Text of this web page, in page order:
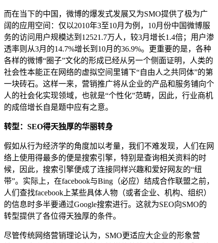
而在当下的中国，微博的爆发式发展又为SMO提供了极为广
阔的应用空间：仅以2010年3至10月为例，10月份中国微博服
务的访问用户规模达到12521.7万人，较3月增长1.4倍；用户渗
透率则从3月的14.7%增长到10月的36.9%。更重要的是，各种
各样的微博“圈子”文化的形成已经从另一个侧面证明，人类的
社会性本能正在网络的虚拟空间里铺下“自由人之共同体”的第
一块砖石。这样一来，营销推广将从企业的产品和服务铺向个
人的社会化实现领域，也就是“个性化”范畴，因此，行业商机
的成倍增长自是题中应有之意。
转型：SEO得天独厚的华丽转身
假如从行为经济学的角度加以考量，我们不难发现，人们在网
络上使用得最多的便是搜索引擎，特别是查询相关资料的时
候，因此，搜索引擎便成了连接同样兴趣和爱好网友的“纽
带”。实际上，在facebook与Bing（必应）结成合作联盟之前，
人们查找facebook上某些具体人物（或者企业、机构、组织）
的信息时多半要通过Google搜索进行。这就为SEO向SMO的
转型提供了各位得天独厚的条件。
尽管传统网络营销理论认为，SMO更适应大企业的形象营